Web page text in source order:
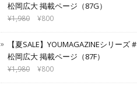
松岡広大 掲載ページ（87G）
¥1,980 ¥800
【夏SALE】YOUMAGAZINEシリーズ #
松岡広大 掲載ページ（87F）
¥1,980 ¥800